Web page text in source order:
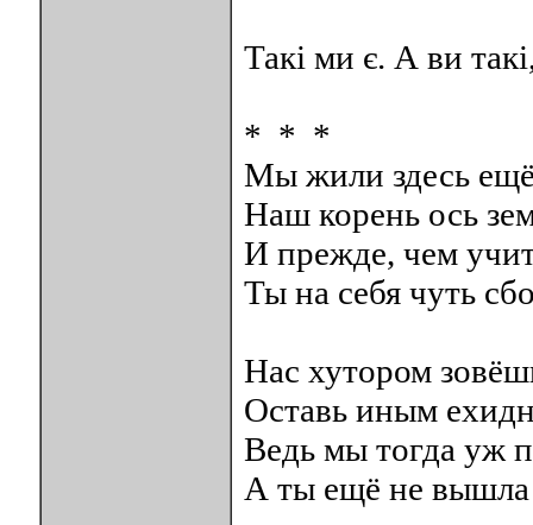
Такі ми є. А ви
* * *
Мы жили здесь
Наш корень ось
И прежде, чем
Ты на себя чуть
Нас хутором
Оставь иным
Ведь мы тогда уж
А ты ещё не вышла